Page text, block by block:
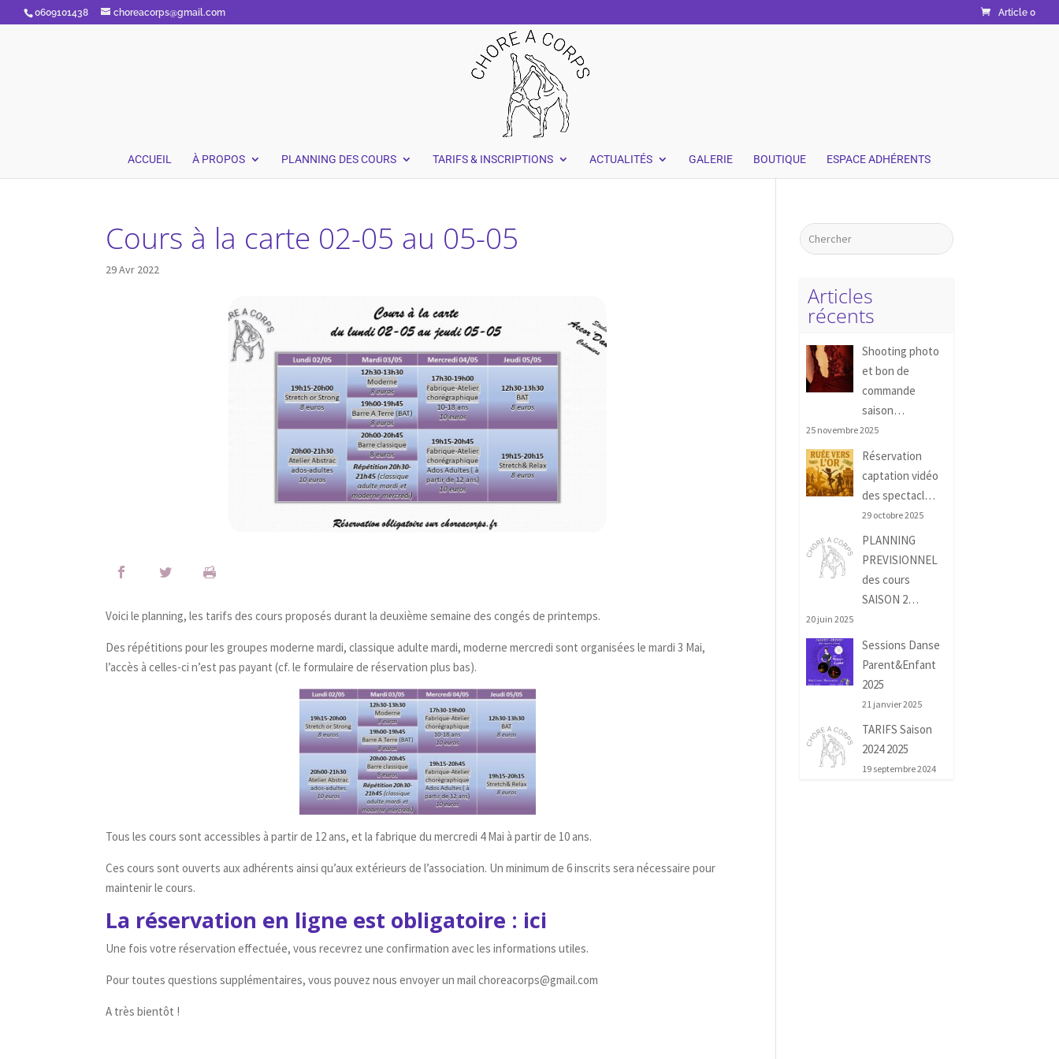
0609101438 choreacorps@gmail.com Article 0
ACCUEIL À PROPOS PLANNING DES COURS TARIFS & INSCRIPTIONS ACTUALITÉS GALERIE BOUTIQUE ESPACE ADHÉRENTS
Cours à la carte 02-05 au 05-05
29 Avr 2022
Voici le planning, les tarifs des cours proposés durant la deuxième semaine des congés de printemps.
Des répétitions pour les groupes moderne mardi, classique adulte mardi, moderne mercredi sont organisées le mardi 3 Mai,
l’accès à celles-ci n’est pas payant (cf. le formulaire de réservation plus bas).
Tous les cours sont accessibles à partir de 12 ans, et la fabrique du mercredi 4 Mai à partir de 10 ans.
Ces cours sont ouverts aux adhérents ainsi qu’aux extérieurs de l’association. Un minimum de 6 inscrits sera nécessaire pour
maintenir le cours.
La réservation en ligne est obligatoire : ici
Une fois votre réservation effectuée, vous recevrez une confirmation avec les informations utiles.
Pour toutes questions supplémentaires, vous pouvez nous envoyer un mail choreacorps@gmail.com
A très bientôt !
Articles
récents
Shooting photo
et bon de
commande
saison…
25 novembre 2025
Réservation
captation vidéo
des spectacl…
29 octobre 2025
PLANNING
PREVISIONNEL
des cours
SAISON 2…
20 juin 2025
Sessions Danse
Parent&Enfant
2025
21 janvier 2025
TARIFS Saison
2024 2025
19 septembre 2024